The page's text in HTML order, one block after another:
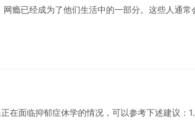
瘾已经成为了他们生活中的一部分。这些人通常
在面临抑郁症休学的情况，可以参考下述建议：